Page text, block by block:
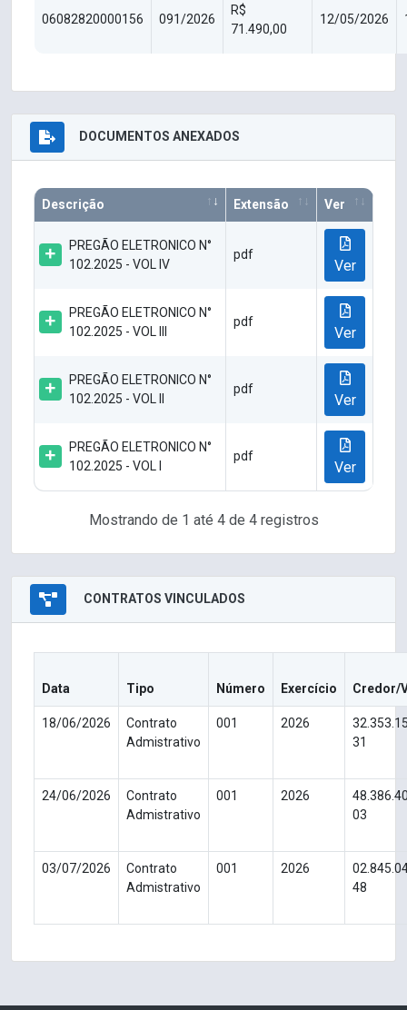
06082820000156 091/2026
R$
71.490,00
12/05/2026
DOCUMENTOS ANEXADOS
Descrição Extensão Ver
PREGÃO ELETRONICO N°
102.2025 - VOL IV
pdf
Ver
PREGÃO ELETRONICO N°
102.2025 - VOL III
pdf
Ver
PREGÃO ELETRONICO N°
102.2025 - VOL II
pdf
Ver
PREGÃO ELETRONICO N°
102.2025 - VOL I
pdf
Ver
Mostrando de 1 até 4 de 4 registros
CONTRATOS VINCULADOS
Data Tipo Número Exercício Credor/
18/06/2026
Contrato
Admistrativo
001 2026
31
24/06/2026
Contrato
Admistrativo
001 2026
03
03/07/2026
Contrato
Admistrativo
001 2026
48